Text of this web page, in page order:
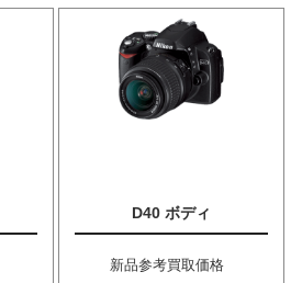
D40 ボディ
新品参考買取価格